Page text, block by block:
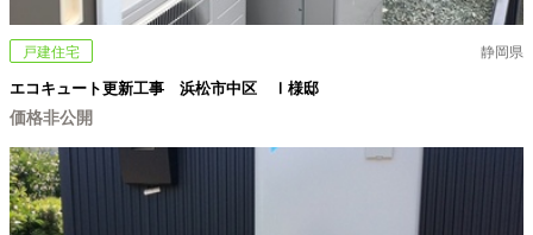
戸建住宅 静岡県
エコキュート更新工事 浜松市中区 Ⅰ様邸
価格非公開